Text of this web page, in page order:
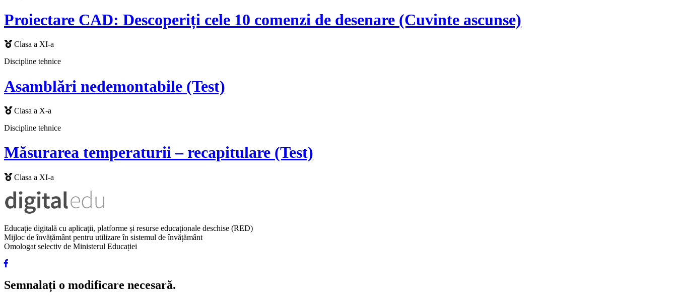
Proiectare CAD: Descoperiți cele 10 comenzi de desenare (Cuvinte ascunse)
Clasa a XI-a
Discipline tehnice
Asamblări nedemontabile (Test)
Clasa a X-a
Discipline tehnice
Măsurarea temperaturii – recapitulare (Test)
Clasa a XI-a
Educație digitală cu aplicații, platforme și resurse educaționale deschise (RED)
Mijloc de învățământ pentru utilizare în sistemul de învățământ
Omologat selectiv de Ministerul Educației
Semnalați o modificare necesară.